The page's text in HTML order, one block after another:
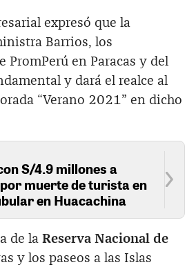
expresó que la
Barrios, los
PromPerú en Paracas y del
y dará el realce al
“Verano 2021” en dicho
S/4.9 millones a
muerte de turista en
en Huacachina
de la Reserva Nacional de
y los paseos a las Islas